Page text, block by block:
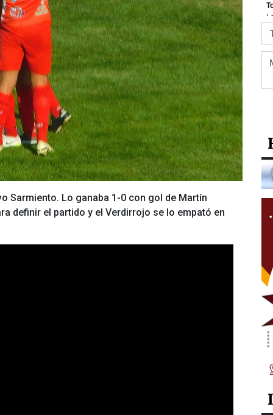
Sarmiento. Lo ganaba 1-0 con gol de Martín
definir el partido y el Verdirrojo se lo empató en